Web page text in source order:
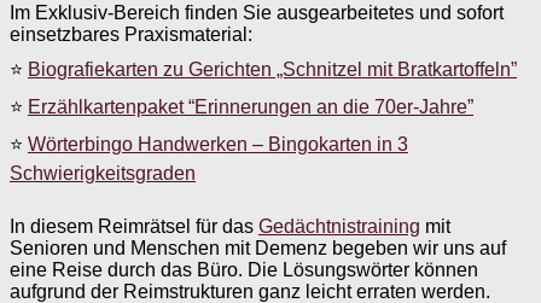
Im Exklusiv-Bereich finden Sie ausgearbeitetes und sofort
einsetzbares Praxismaterial:
⭐ Biografiekarten zu Gerichten „Schnitzel mit Bratkartoffeln”
⭐ Erzählkartenpaket “Erinnerungen an die 70er-Jahre”
⭐ Wörterbingo Handwerken – Bingokarten in 3
Schwierigkeitsgraden
In diesem Reimrätsel für das Gedächtnistraining mit
Senioren und Menschen mit Demenz begeben wir uns auf
eine Reise durch das Büro. Die Lösungswörter können
aufgrund der Reimstrukturen ganz leicht erraten werden.